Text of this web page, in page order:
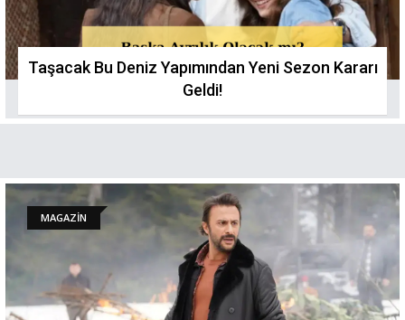
Taşacak Bu Deniz Yapımından Yeni Sezon Kararı
Geldi!
MAGAZİN